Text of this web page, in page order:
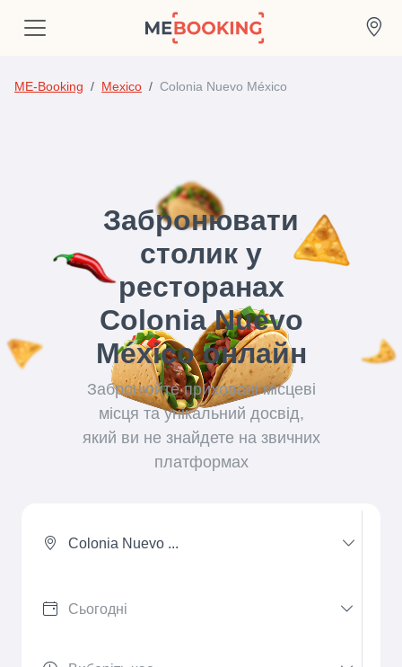
ME-Booking Mexico Colonia Nuevo México
Забронювати
столик у
ресторанах
Colonia Nuevo
México онлайн
Забронюйте приховані місцеві
місця та унікальний досвід,
який ви не знайдете на звичних
платформах
Colonia Nuevo ...